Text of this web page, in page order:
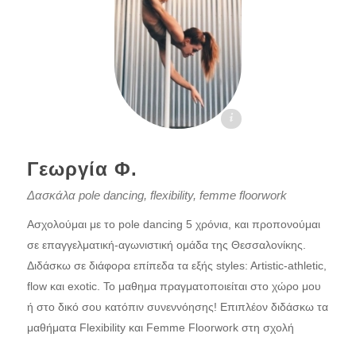
Γεωργία Φ. daskaloi.gr
Γεωργία Φ.
Δασκάλα pole dancing, flexibility, femme floorwork
Ασχολούμαι με το pole dancing 5 χρόνια, και προπονούμαι
σε επαγγελματική-αγωνιστική ομάδα της Θεσσαλονίκης.
Διδάσκω σε διάφορα επίπεδα τα εξής styles: Artistic-athletic,
flow και exotic. Το μαθημα πραγματοποιείται στο χώρο μου
ή στο δικό σου κατόπιν συνεννόησης! Επιπλέον διδάσκω τα
μαθήματα Flexibility και Femme Floorwork στη σχολή